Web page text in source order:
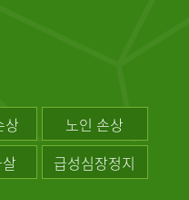
상
노인 손상
급성심장정지